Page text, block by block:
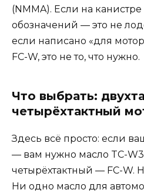
(NMMA). Если на канистре
обозначений — это не
если написано «для
FC-W, это не то, что нужно.
Что выбрать:
четырёхтактный
Здесь всё просто: если
— вам нужно масло TC-
четырёхтактный — FC-W.
Ни одно масло для